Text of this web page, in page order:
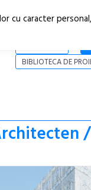
BIBLIOTECA DE
cu caracter